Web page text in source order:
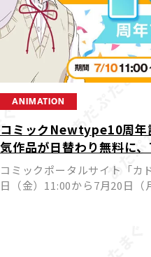
ANIMATION
コミックNewtype10周年
気作品が日替わり無料に
華フェア開催
コミックポータルサイト「カ
日（金）11:00から7月20日（